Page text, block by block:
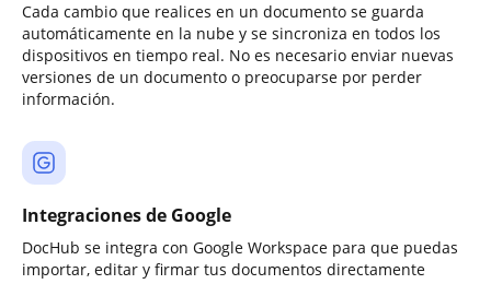
Cada cambio que realices en un documento se guarda
automáticamente en la nube y se sincroniza en todos los
dispositivos en tiempo real. No es necesario enviar nuevas
versiones de un documento o preocuparse por perder
información.
Integraciones de Google
DocHub se integra con Google Workspace para que puedas
importar, editar y firmar tus documentos directamente